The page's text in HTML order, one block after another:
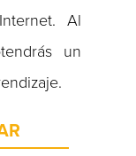
Al
un